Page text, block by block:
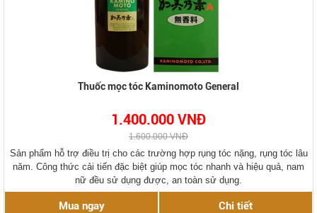
Thuốc mọc tóc Kaminomoto General
1.400.000 VNĐ
1.600.000 VNĐ
Sản phẩm hỗ trợ điều trị cho các trường hợp rụng tóc nặng, rụng tóc lâu
năm. Công thức cải tiến đặc biệt giúp mọc tóc nhanh và hiệu quả, nam
nữ đều sử dụng được, an toàn sử dụng.
Mua ngay Chi tiết